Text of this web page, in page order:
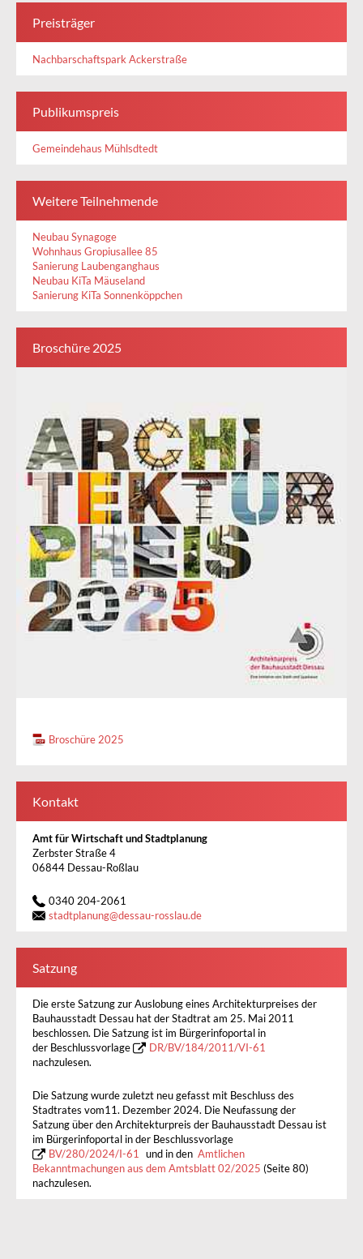
Preisträger
Nachbarschaftspark Ackerstraße
Publikumspreis
Gemeindehaus Mühlsdtedt
Weitere Teilnehmende
Neubau Synagoge
Wohnhaus Gropiusallee 85
Sanierung Laubenganghaus
Neubau KiTa Mäuseland
Sanierung KiTa Sonnenköppchen
Broschüre 2025
Broschüre 2025
Kontakt
Amt für Wirtschaft und Stadtplanung
Zerbster Straße 4
06844 Dessau-Roßlau
0340 204-2061
stadtplanung@dessau-rosslau.de
Satzung
Die erste Satzung zur Auslobung eines Architekturpreises der
Bauhausstadt Dessau hat der Stadtrat am 25. Mai 2011
beschlossen. Die Satzung ist im Bürgerinfoportal in
der Beschlussvorlage
DR/BV/184/2011/VI-61
nachzulesen.
Die Satzung wurde zuletzt neu gefasst mit Beschluss des
Stadtrates vom11. Dezember 2024. Die Neufassung der
Satzung über den Architekturpreis der Bauhausstadt Dessau ist
im Bürgerinfoportal in der Beschlussvorlage
BV/280/2024/I-61
und in den Amtlichen
Bekanntmachungen aus dem Amtsblatt 02/2025 (Seite 80)
nachzulesen.